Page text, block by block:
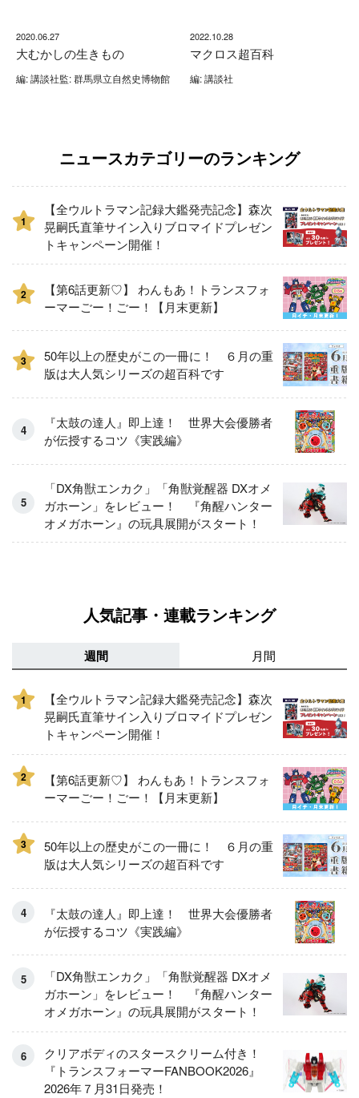
2020.06.27
大むかしの生きもの
編: 講談社監: 群馬県立自然史博物館
2022.10.28
マクロス超百科
編: 講談社
ニュースカテゴリーのランキング
1
【全ウルトラマン記録大鑑発売記念】森次
晃嗣氏直筆サイン入りブロマイドプレゼン
トキャンペーン開催！
2
【第6話更新♡】 わんもあ！トランスフォ
ーマーごー！ごー！【月末更新】
3
50年以上の歴史がこの一冊に！ ６月の重
版は大人気シリーズの超百科です
『太鼓の達人』即上達！ 世界大会優勝者
が伝授するコツ《実践編》
「DX角獣エンカク」「角獣覚醒器 DXオメ
ガホーン」をレビュー！ 『角醒ハンター
オメガホーン』の玩具展開がスタート！
人気記事・連載ランキング
週間 月間
1
【全ウルトラマン記録大鑑発売記念】森次
晃嗣氏直筆サイン入りブロマイドプレゼン
トキャンペーン開催！
2
【第6話更新♡】 わんもあ！トランスフォ
ーマーごー！ごー！【月末更新】
3
50年以上の歴史がこの一冊に！ ６月の重
版は大人気シリーズの超百科です
『太鼓の達人』即上達！ 世界大会優勝者
が伝授するコツ《実践編》
「DX角獣エンカク」「角獣覚醒器 DXオメ
ガホーン」をレビュー！ 『角醒ハンター
オメガホーン』の玩具展開がスタート！
クリアボディのスタースクリーム付き！
『トランスフォーマーFANBOOK2026』
2026年７月31日発売！